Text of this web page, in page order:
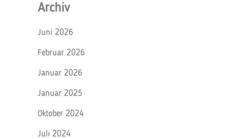
Archiv
Juni 2026
Februar 2026
Januar 2026
Januar 2025
Oktober 2024
Juli 2024